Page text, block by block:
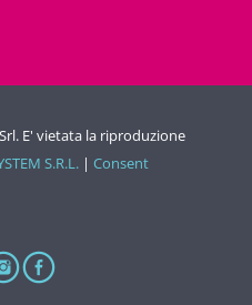
E' vietata la riproduzione
S.R.L. | Consent